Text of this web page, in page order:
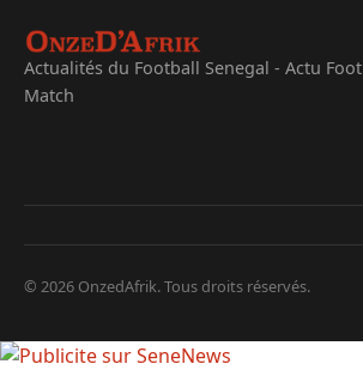
Actualités du Football Senegal - Actu Foot
Match
© 2026 OnzedAfrik. Tous droits réservés.